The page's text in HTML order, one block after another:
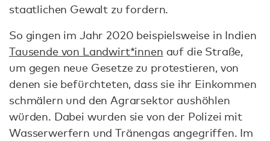
staatlichen Gewalt zu fordern.
So gingen im Jahr 2020 beispielsweise in Indien
Tausende von Landwirt*innen auf die Straße,
um gegen neue Gesetze zu protestieren, von
denen sie befürchteten, dass sie ihr Einkommen
schmälern und den Agrarsektor aushöhlen
würden. Dabei wurden sie von der Polizei mit
Wasserwerfern und Tränengas angegriffen. Im